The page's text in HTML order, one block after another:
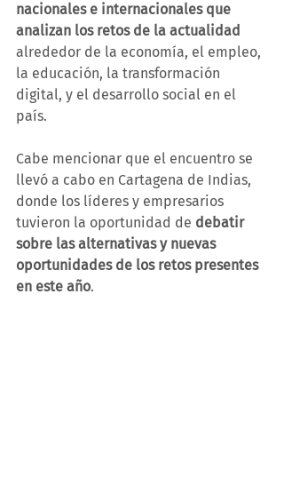
nacionales e internacionales que
analizan los retos de la actualidad
alrededor de la economía, el empleo,
la educación, la transformación
digital, y el desarrollo social en el
país.
Cabe mencionar que el encuentro se
llevó a cabo en Cartagena de Indias,
donde los líderes y empresarios
tuvieron la oportunidad de debatir
sobre las alternativas y nuevas
oportunidades de los retos presentes
en este año.